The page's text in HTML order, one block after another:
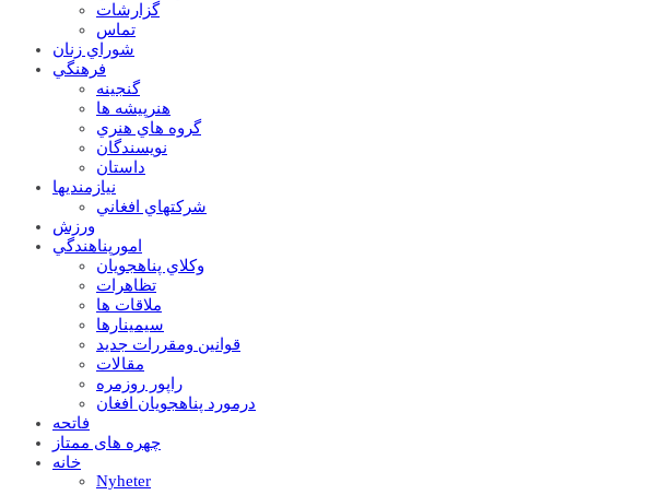
گزارشات
تماس
شوراي زنان
فرهنگي
گنجينه
هنرپيشه ها
گروه هاي هنري
نويسندگان
داستان
نيازمنديها
شرکتهاي افغاني
ورزش
امورپناهندگي
وکلاي پناهجويان
تظاهرات
ملاقات ها
سيمينارها
قوانين ومقررات جديد
مقالات
راپور روزمره
درمورد پناهجويان افغان
فاتحه
چهره های ممتاز
خانه
Nyheter